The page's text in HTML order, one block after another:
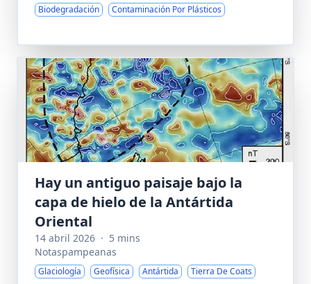
Biodegradación
Contaminación Por Plásticos
Hay un antiguo paisaje bajo la
capa de hielo de la Antártida
Oriental
14 abril 2026 · 5 mins
Notaspampeanas
Glaciología Geofísica Antártida
Tierra De Coats